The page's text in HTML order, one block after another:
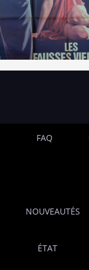
FAQ
NOUVEAUTÉS
ÉTAT